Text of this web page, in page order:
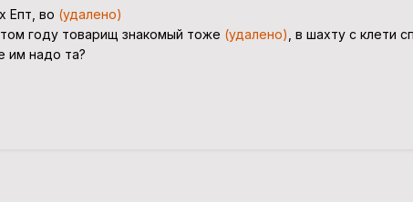
Епт, во (удалено)
году товарищ знакомый тоже (удалено) , в шахту с клети
им надо та?